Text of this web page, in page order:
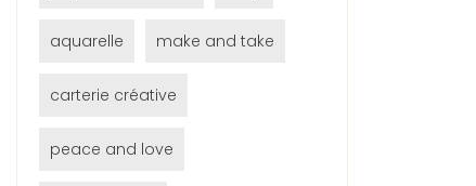
aquarelle make and take
carterie créative
peace and love